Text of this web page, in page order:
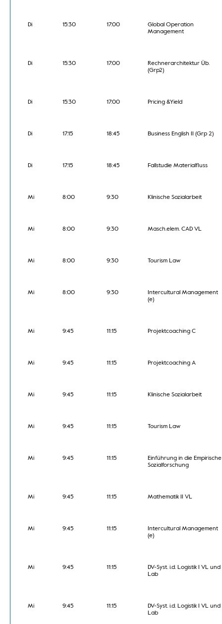
Di 15:30 17:00
Global Operation
Management
Di 15:30 17:00
Rechnerarchitektur Üb.
(Grp2)
Di 15:30 17:00 Pricing &Yield
Di 17:15 18:45 Business English II (Grp 2)
Di 17:15 18:45 Fallstudie Materialfluss
Mi 8:00 9:30 Klinische Sozialarbeit
Mi 8:00 9:30 Masch.elem. CAD VL
Mi 8:00 9:30 Tourism Law
Mi 8:00 9:30
Intercultural Management
(e)
Mi 9:45 11:15 Projektcoaching C
Mi 9:45 11:15 Projektcoaching A
Mi 9:45 11:15 Klinische Sozialarbeit
Mi 9:45 11:15 Tourism Law
Mi 9:45 11:15
Einführung in die Empirische
Sozialforschung
Mi 9:45 11:15 Mathematik II VL
Mi 9:45 11:15
Intercultural Management
(e)
Mi 9:45 11:15
DV-Syst. i.d. Logistik I VL und
Lab
Mi 9:45 11:15
DV-Syst. i.d. Logistik I VL und
Lab